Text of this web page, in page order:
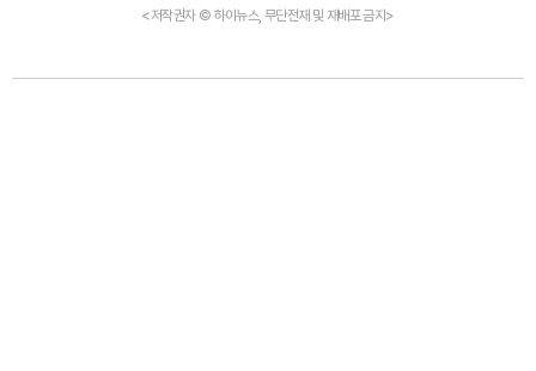
<저작권자 © 하이뉴스, 무단전재 및 재배포 금지>